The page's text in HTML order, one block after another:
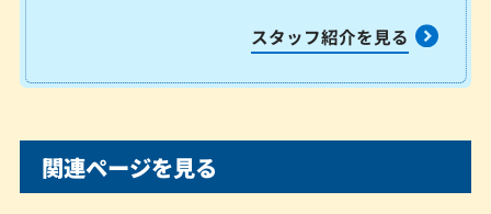
スタッフ紹介を見る
関連ページを見る